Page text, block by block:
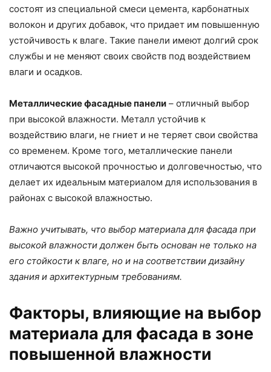
состоят из специальной смеси цемента, карбонатных
волокон и других добавок, что придает им повышенную
устойчивость к влаге. Такие панели имеют долгий срок
службы и не меняют своих свойств под воздействием
влаги и осадков.
Металлические фасадные панели – отличный выбор
при высокой влажности. Металл устойчив к
воздействию влаги, не гниет и не теряет свои свойства
со временем. Кроме того, металлические панели
отличаются высокой прочностью и долговечностью, что
делает их идеальным материалом для использования в
районах с высокой влажностью.
Важно учитывать, что выбор материала для фасада при
высокой влажности должен быть основан не только на
его стойкости к влаге, но и на соответствии дизайну
здания и архитектурным требованиям.
Факторы, влияющие на выбор
материала для фасада в зоне
повышенной влажности